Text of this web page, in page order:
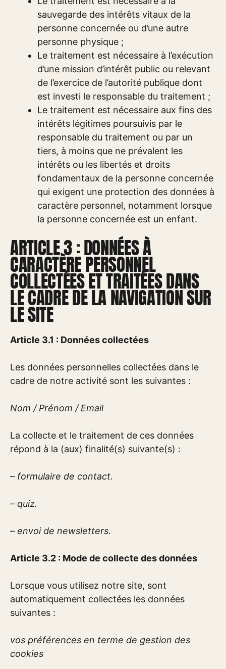
sauvegarde des intérêts vitaux de la
personne concernée ou d’une autre
personne physique ;
Le traitement est nécessaire à l’exécution
d’une mission d’intérêt public ou relevant
de l’exercice de l’autorité publique dont
est investi le responsable du traitement ;
Le traitement est nécessaire aux fins des
intérêts légitimes poursuivis par le
responsable du traitement ou par un
tiers, à moins que ne prévalent les
intérêts ou les libertés et droits
fondamentaux de la personne concernée
qui exigent une protection des données à
caractère personnel, notamment lorsque
la personne concernée est un enfant.
ARTICLE 3 : DONNÉES À
CARACTÈRE PERSONNEL
COLLECTÉES ET TRAITÉES DANS
LE CADRE DE LA NAVIGATION SUR
LE SITE
Article 3.1 : Données collectées
Les données personnelles collectées dans le
cadre de notre activité sont les suivantes :
Nom / Prénom / Email
La collecte et le traitement de ces données
répond à la (aux) finalité(s) suivante(s) :
– formulaire de contact.
– quiz.
– envoi de newsletters.
Article 3.2 : Mode de collecte des données
Lorsque vous utilisez notre site, sont
automatiquement collectées les données
suivantes :
vos préférences en terme de gestion des
cookies